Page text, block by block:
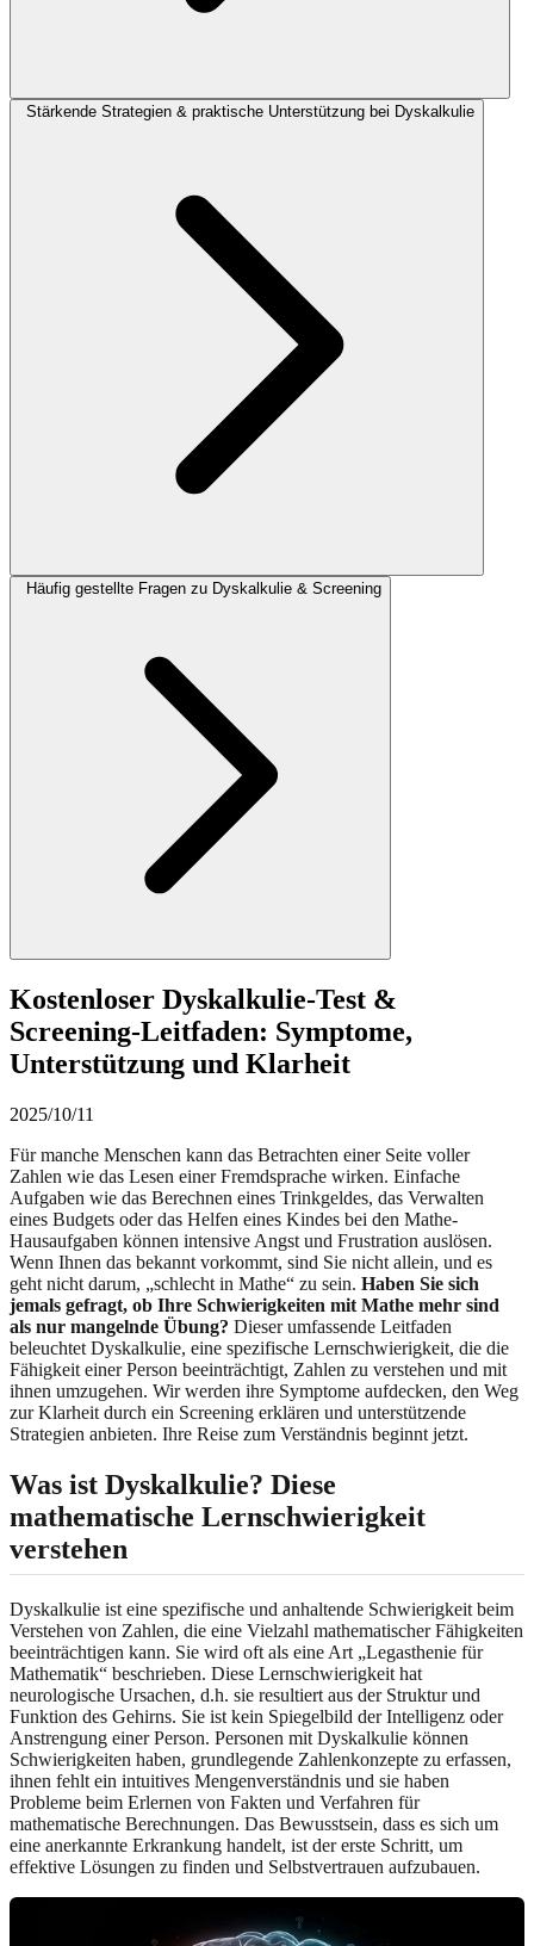
Stärkende Strategien & praktische Unterstützung bei Dyskalkulie
Häufig gestellte Fragen zu Dyskalkulie & Screening
Kostenloser Dyskalkulie-Test &
Screening-Leitfaden: Symptome,
Unterstützung und Klarheit
2025/10/11
Für manche Menschen kann das Betrachten einer Seite voller
Zahlen wie das Lesen einer Fremdsprache wirken. Einfache
Aufgaben wie das Berechnen eines Trinkgeldes, das Verwalten
eines Budgets oder das Helfen eines Kindes bei den Mathe-
Hausaufgaben können intensive Angst und Frustration auslösen.
Wenn Ihnen das bekannt vorkommt, sind Sie nicht allein, und es
geht nicht darum, „schlecht in Mathe“ zu sein. Haben Sie sich
jemals gefragt, ob Ihre Schwierigkeiten mit Mathe mehr sind
als nur mangelnde Übung? Dieser umfassende Leitfaden
beleuchtet Dyskalkulie, eine spezifische Lernschwierigkeit, die die
Fähigkeit einer Person beeinträchtigt, Zahlen zu verstehen und mit
ihnen umzugehen. Wir werden ihre Symptome aufdecken, den Weg
zur Klarheit durch ein Screening erklären und unterstützende
Strategien anbieten. Ihre Reise zum Verständnis beginnt jetzt.
Was ist Dyskalkulie? Diese
mathematische Lernschwierigkeit
verstehen
Dyskalkulie ist eine spezifische und anhaltende Schwierigkeit beim
Verstehen von Zahlen, die eine Vielzahl mathematischer Fähigkeiten
beeinträchtigen kann. Sie wird oft als eine Art „Legasthenie für
Mathematik“ beschrieben. Diese Lernschwierigkeit hat
neurologische Ursachen, d.h. sie resultiert aus der Struktur und
Funktion des Gehirns. Sie ist kein Spiegelbild der Intelligenz oder
Anstrengung einer Person. Personen mit Dyskalkulie können
Schwierigkeiten haben, grundlegende Zahlenkonzepte zu erfassen,
ihnen fehlt ein intuitives Mengenverständnis und sie haben
Probleme beim Erlernen von Fakten und Verfahren für
mathematische Berechnungen. Das Bewusstsein, dass es sich um
eine anerkannte Erkrankung handelt, ist der erste Schritt, um
effektive Lösungen zu finden und Selbstvertrauen aufzubauen.